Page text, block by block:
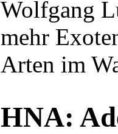
Wolfgang
mehr
Arten im
HNA: